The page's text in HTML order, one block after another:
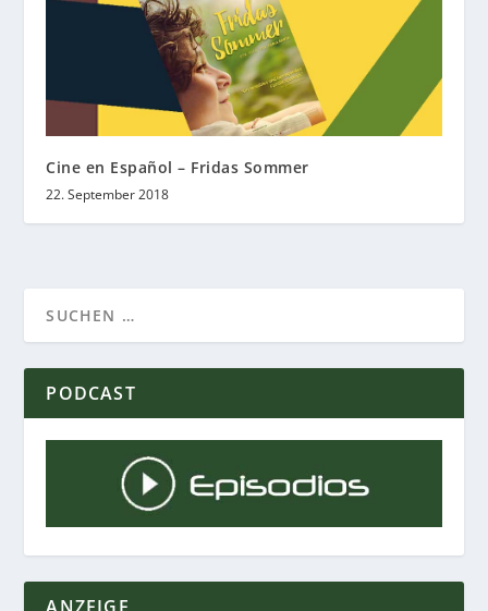
Cine en Español – Fridas Sommer
22. September 2018
PODCAST